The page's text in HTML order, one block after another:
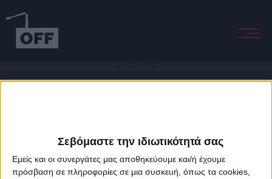
Σεβόμαστε την ιδιωτικότητά σας
Εμείς και οι συνεργάτες μας αποθηκεύουμε και/ή έχουμε
πρόσβαση σε πληροφορίες σε μια συσκευή, όπως τα cookies,